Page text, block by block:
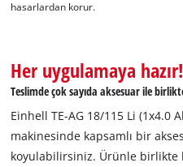
hasarlardan korur.
Her uygulamaya hazır!
Teslimde çok sayıda aksesuar ile
Einhell TE-AG 18/115 Li (1x4.0
makinesinde kapsamlı bir
koyulabilirsiniz. Ürünle birlikte